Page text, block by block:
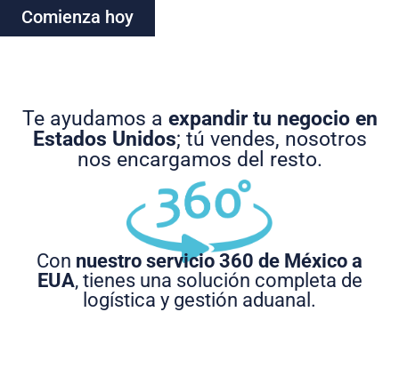
Comienza hoy
Te ayudamos a expandir tu negocio en
Estados Unidos; tú vendes, nosotros
nos encargamos del resto.
Con nuestro servicio 360 de México a
EUA, tienes una solución completa de
logística y gestión aduanal.